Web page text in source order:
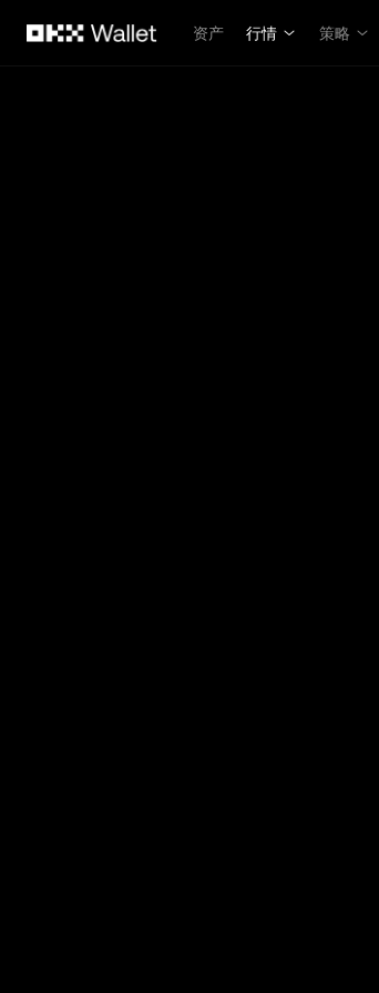
资产
行情 策略